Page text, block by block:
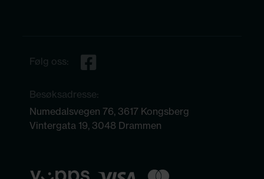
Følg oss:
Besøksadresse:
Numedalsvegen 76, 3617 Kongsberg
Vintergata 19, 3048 Drammen